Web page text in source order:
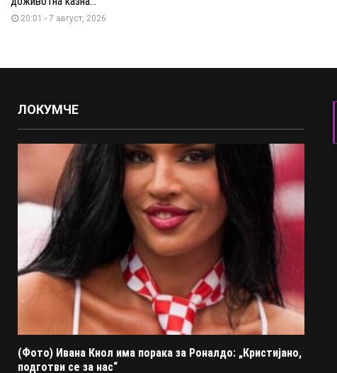
20:01 - 7 август, 2026
ЛОКУМЧЕ
(Фото) Ивана Кнол има порака за Роналдо: „Кристијано,
подготви се за нас“